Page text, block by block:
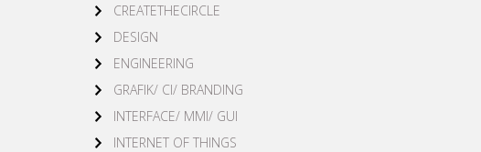
CREATETHECIRCLE
DESIGN
ENGINEERING
GRAFIK/ CI/ BRANDING
INTERFACE/ MMI/ GUI
INTERNET OF THINGS